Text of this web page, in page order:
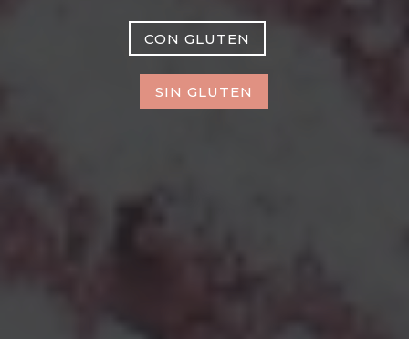
CON GLUTEN
SIN GLUTEN